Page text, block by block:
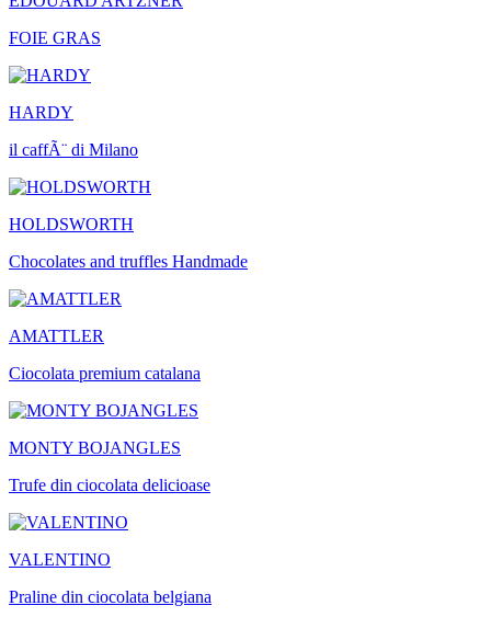
FOIE GRAS
HARDY
il caffÃ¨ di Milano
HOLDSWORTH
Chocolates and truffles Handmade
AMATTLER
Ciocolata premium catalana
MONTY BOJANGLES
Trufe din ciocolata delicioase
VALENTINO
Praline din ciocolata belgiana